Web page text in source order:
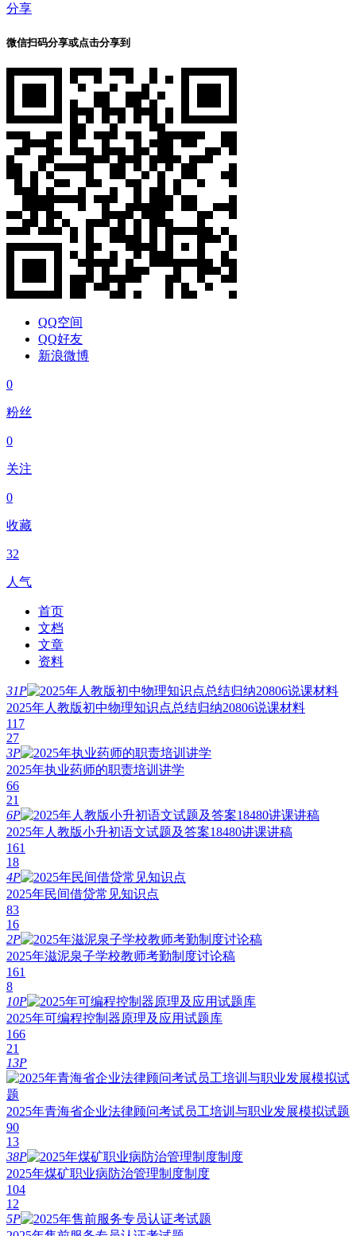
分享
微信扫码分享或点击分享到
QQ空间
QQ好友
新浪微博
0
粉丝
0
关注
0
收藏
32
人气
首页
文档
文章
资料
31P
2025年人教版初中物理知识点总结归纳20806说课材料
117
27
3P
2025年执业药师的职责培训讲学
66
21
6P
2025年人教版小升初语文试题及答案18480讲课讲稿
161
18
4P
2025年民间借贷常见知识点
83
16
2P
2025年滋泥泉子学校教师考勤制度讨论稿
161
8
10P
2025年可编程控制器原理及应用试题库
166
21
13P
2025年青海省企业法律顾问考试员工培训与职业发展模拟试题
90
13
38P
2025年煤矿职业病防治管理制度制度
104
12
5P